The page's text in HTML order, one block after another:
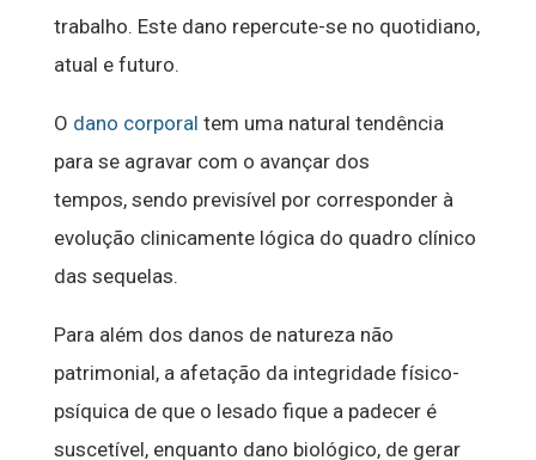
trabalho. Este dano repercute-se no quotidiano,
atual e futuro.
O dano corporal tem uma natural tendência
para se agravar com o avançar dos
tempos, sendo previsível por corresponder à
evolução clinicamente lógica do quadro clínico
das sequelas.
Para além dos danos de natureza não
patrimonial, a afetação da integridade físico-
psíquica de que o lesado fique a padecer é
suscetível, enquanto dano biológico, de gerar